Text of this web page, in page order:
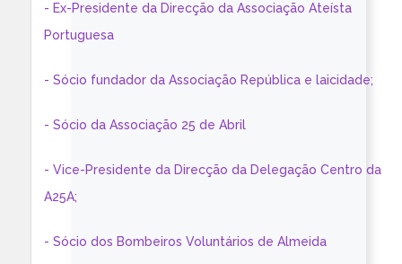
- Ex-Presidente da Direcção da Associação Ateísta
Portuguesa
- Sócio fundador da Associação República e laicidade;
- Sócio da Associação 25 de Abril
- Vice-Presidente da Direcção da Delegação Centro da
A25A;
- Sócio dos Bombeiros Voluntários de Almeida